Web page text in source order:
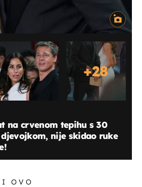
+28
na crvenom tepihu s 30
nije skidao ruke
I OVO